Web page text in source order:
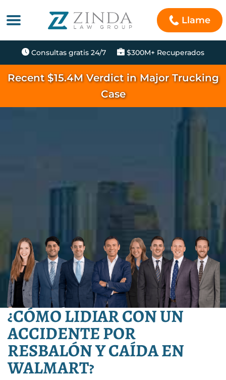
Llame
Consultas gratis 24/7 $300M+ Recuperados
Recent $15.4M Verdict in Major Trucking
Case
¿CÓMO LIDIAR CON UN
ACCIDENTE POR
RESBALÓN Y CAÍDA EN
WALMART?